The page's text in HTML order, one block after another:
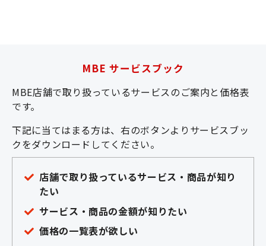
MBE サービスブック
MBE店舗で取り扱っているサービスのご案内と価格表
です。
下記に当てはまる方は、右のボタンよりサービスブッ
クをダウンロードしてください。
店舗で取り扱っているサービス・商品が知り
たい
サービス・商品の金額が知りたい
価格の一覧表が欲しい